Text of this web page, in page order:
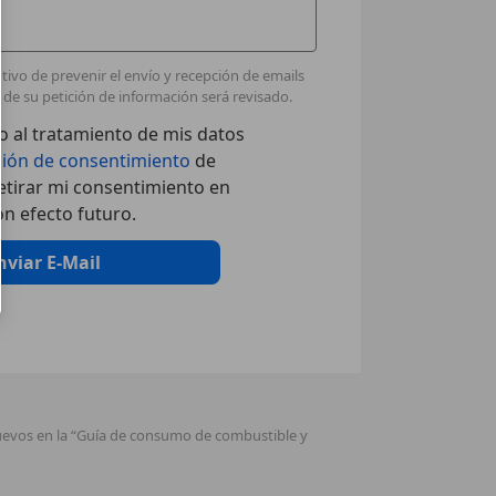
de prevenir el envío y recepción de emails
su petición de información será revisado.
al tratamiento de mis datos
de consentimiento de
mi consentimiento en
efecto futuro.
E-Mail
en la “Guía de consumo de combustible y